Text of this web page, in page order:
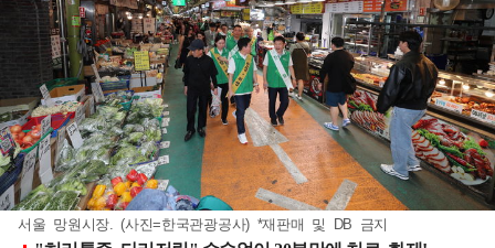
서울 망원시장. (사진=한국관광공사) *재판매 및 DB 금지